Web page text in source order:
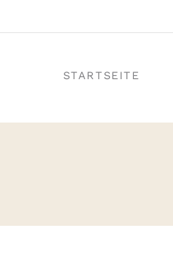
STARTSEITE